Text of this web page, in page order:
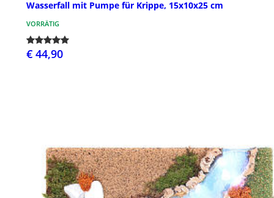
Wasserfall mit Pumpe für Krippe, 15x10x25 cm
VORRÄTIG
€ 44,90